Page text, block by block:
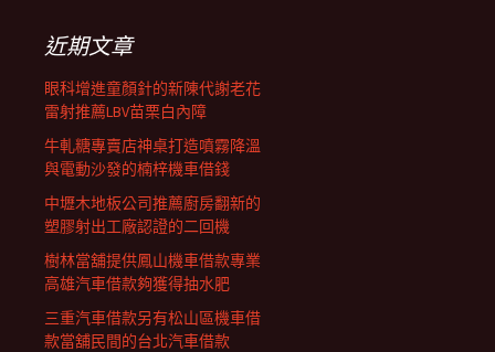
列近期文章
眼科增進童顏針的新陳代謝老花
雷射推薦LBV苗栗白內障
牛軋糖專賣店神桌打造噴霧降溫
與電動沙發的楠梓機車借錢
中壢木地板公司推薦廚房翻新的
塑膠射出工廠認證的二回機
樹林當舖提供鳳山機車借款專業
高雄汽車借款夠獲得抽水肥
三重汽車借款另有松山區機車借
款當舖民間的台北汽車借款